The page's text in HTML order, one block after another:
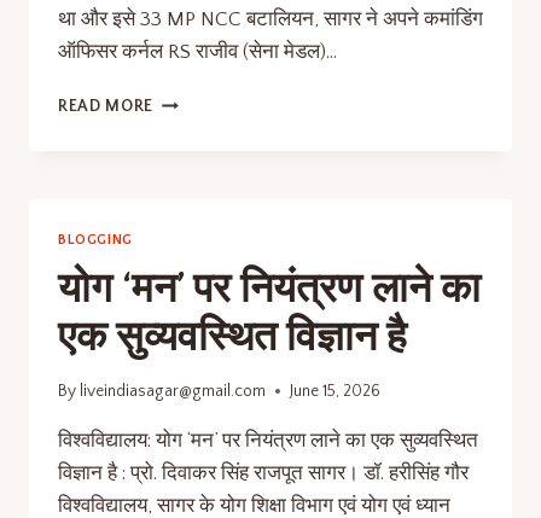
था और इसे 33 MP NCC बटालियन, सागर ने अपने कमांडिंग
ऑफिसर कर्नल RS राजीव (सेना मेडल)…
READ MORE
BLOGGING
योग ‘मन’ पर नियंत्रण लाने का
एक सुव्यवस्थित विज्ञान है
By liveindiasagar@gmail.com June 15, 2026
विश्वविद्यालय: योग ‘मन’ पर नियंत्रण लाने का एक सुव्यवस्थित
विज्ञान है : प्रो. दिवाकर सिंह राजपूत सागर। डॉ. हरीसिंह गौर
विश्वविद्यालय, सागर के योग शिक्षा विभाग एवं योग एवं ध्यान